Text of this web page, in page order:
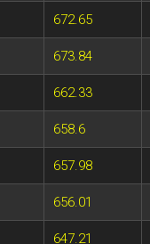
672.65
673.84
662.33
658.6
657.98
656.01
647.21